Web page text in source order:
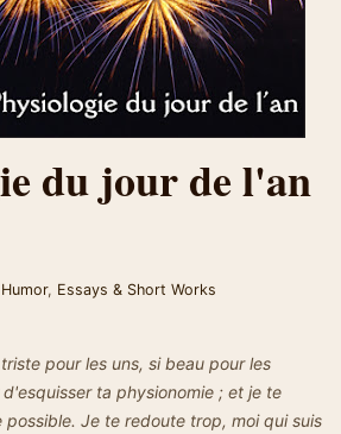
du jour de l'an
Humor, Essays & Short Works
pour les uns, si beau pour les
ta physionomie ; et je te
possible. Je te redoute trop, moi qui suis